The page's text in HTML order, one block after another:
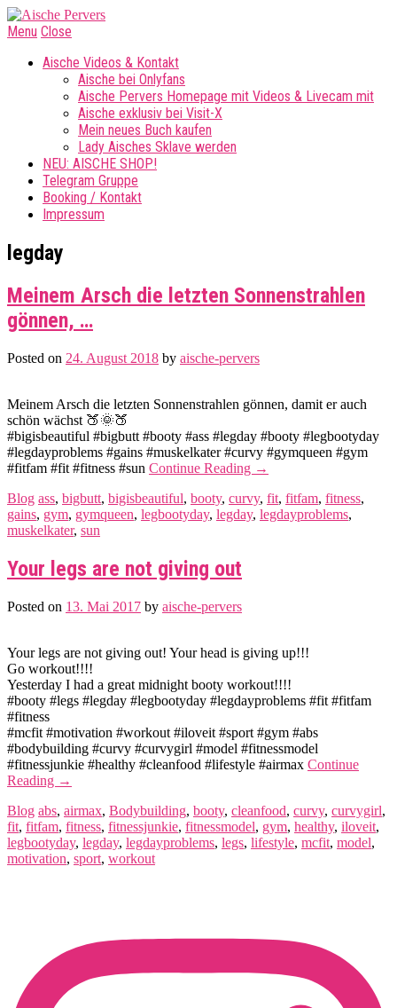
Menu Close
Aische Videos & Kontakt
Aische bei Onlyfans
Aische Pervers Homepage mit Videos & Livecam mit
Aische exklusiv bei Visit-X
Mein neues Buch kaufen
Lady Aisches Sklave werden
NEU: AISCHE SHOP!
Telegram Gruppe
Booking / Kontakt
Impressum
legday
Meinem Arsch die letzten Sonnenstrahlen
gönnen, …
Posted on 24. August 2018 by aische-pervers
Meinem Arsch die letzten Sonnenstrahlen gönnen, damit er auch
schön wächst 🍑🌞🍑
#bigisbeautiful #bigbutt #booty #ass #legday #booty #legbootyday
#legdayproblems #gains #muskelkater #curvy #gymqueen #gym
#fitfam #fit #fitness #sun Continue Reading →
Blog ass, bigbutt, bigisbeautiful, booty, curvy, fit, fitfam, fitness,
gains, gym, gymqueen, legbootyday, legday, legdayproblems,
muskelkater, sun
Your legs are not giving out
Posted on 13. Mai 2017 by aische-pervers
Your legs are not giving out! Your head is giving up!!!
Go workout!!!!
Yesterday I had a great midnight booty workout!!!!
#booty #legs #legday #legbootyday #legdayproblems #fit #fitfam
#fitness
#mcfit #motivation #workout #iloveit #sport #gym #abs
#bodybuilding #curvy #curvygirl #model #fitnessmodel
#fitnessjunkie #healthy #cleanfood #lifestyle #airmax Continue
Reading →
Blog abs, airmax, Bodybuilding, booty, cleanfood, curvy, curvygirl,
fit, fitfam, fitness, fitnessjunkie, fitnessmodel, gym, healthy, iloveit,
legbootyday, legday, legdayproblems, legs, lifestyle, mcfit, model,
motivation, sport, workout